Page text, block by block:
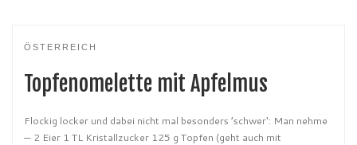
ÖSTERREICH
Topfenomelette mit Apfelmus
Flockig locker und dabei nicht mal besonders ’schwer‘: Man nehme
— 2 Eier 1 TL Kristallzucker 125 g Topfen (geht auch mit